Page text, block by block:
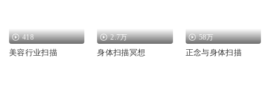
418
美容行业扫描
2.7万
身体扫描冥想
58万
正念与身体扫描